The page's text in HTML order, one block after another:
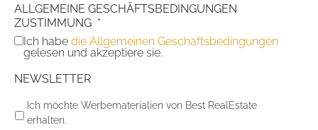
ALLGEMEINE GESCHÄFTSBEDINGUNGEN
ZUSTIMMUNG *
Ich habe die Allgemeinen Geschäftsbedingungen
gelesen und akzeptiere sie.
NEWSLETTER
Ich möchte Werbematerialien von Best RealEstate
erhalten.